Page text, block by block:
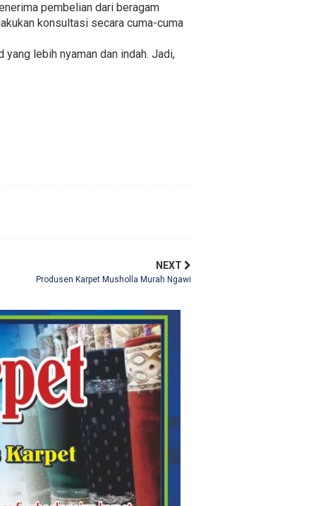
pembelian dari beragam
konsultasi secara cuma-cuma
lebih nyaman dan indah. Jadi,
NEXT
Produsen Karpet Musholla Murah Ngawi